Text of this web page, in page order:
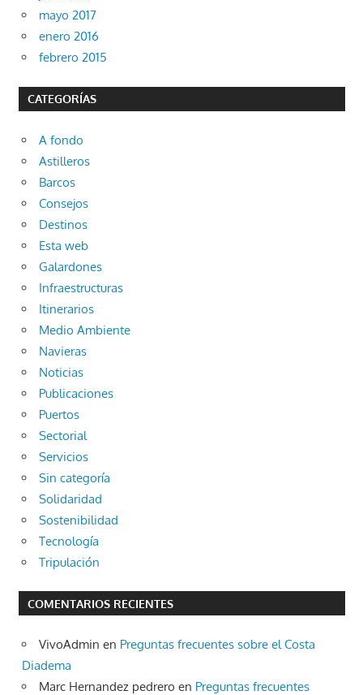
mayo 2017
enero 2016
febrero 2015
CATEGORÍAS
A fondo
Astilleros
Barcos
Consejos
Destinos
Esta web
Galardones
Infraestructuras
Itinerarios
Medio Ambiente
Navieras
Noticias
Publicaciones
Puertos
Sectorial
Servicios
Sin categoría
Solidaridad
Sostenibilidad
Tecnología
Tripulación
COMENTARIOS RECIENTES
VivoAdmin en Preguntas frecuentes sobre el Costa
Diadema
Marc Hernandez pedrero en Preguntas frecuentes